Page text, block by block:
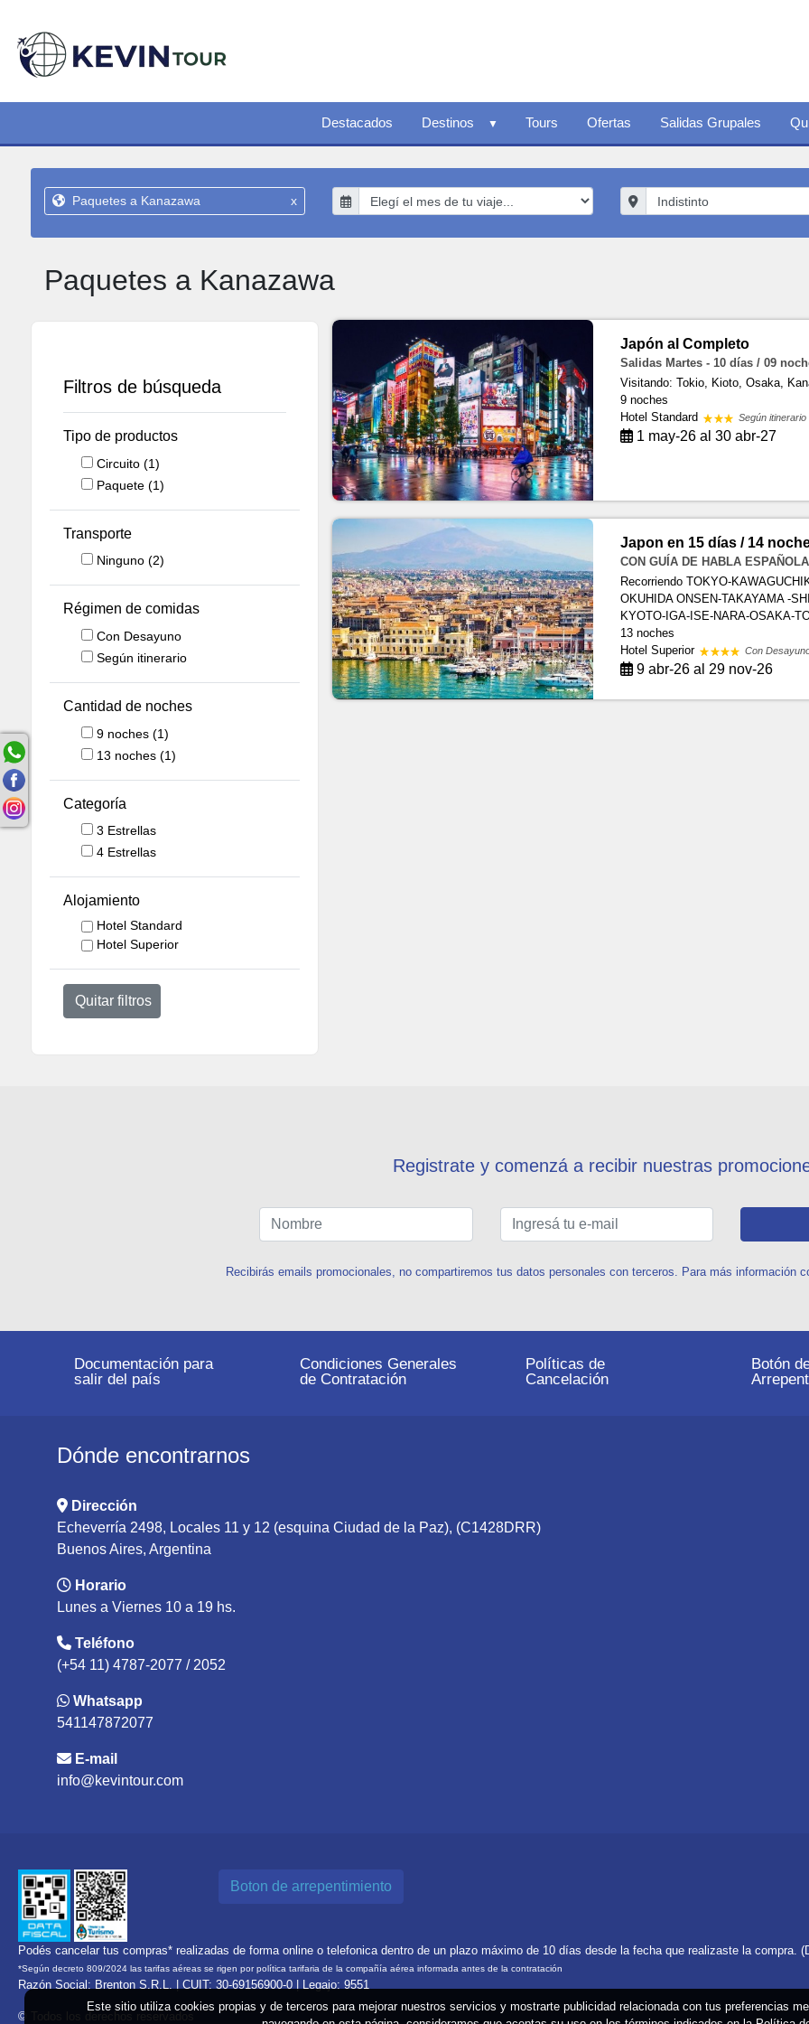
Destacados Destinos Tours Ofertas Salidas Grupales
Paquetes a Kanazawa x
Paquetes a Kanazawa
Filtros de búsqueda
Tipo de productos
Circuito (1)
Paquete (1)
Transporte
Ninguno (2)
Régimen de comidas
Con Desayuno
Según itinerario
Cantidad de noches
9 noches (1)
13 noches (1)
Categoría
3 Estrellas
4 Estrellas
Alojamiento
Hotel Standard
Hotel Superior
Quitar filtros
Japón al Completo
Salidas Martes - 10 días / 09
Visitando: Tokio, Kioto, Osaka,
9 noches
Hotel Standard
Según itinerario
1 may-26 al 30 abr-27
Japon en 15 días / 14
CON GUÍA DE HABLA
Recorriendo TOKYO-
OKUHIDA ONSEN-TAKAYAMA -
KYOTO-IGA-ISE-NARA-OSAKA-
13 noches
Hotel Superior
Con
9 abr-26 al 29 nov-26
Registrate y comenzá a recibir nuestras
Recibirás emails promocionales, no compartiremos tus datos personales con terceros. Para más información
Documentación para
salir del país
Condiciones Generales
de Contratación
Políticas de
Cancelación
Botón
Dónde encontrarnos
Dirección
Echeverría 2498, Locales 11 y 12 (esquina Ciudad de la Paz), (C1428DRR)
Buenos Aires, Argentina
Horario
Lunes a Viernes 10 a 19 hs.
Teléfono
(+54 11) 4787-2077 / 2052
Whatsapp
541147872077
E-mail
info@kevintour.com
Boton de arrepentimiento
Podés cancelar tus compras* realizadas de forma online o telefonica dentro de un plazo máximo de 10 días desde la fecha que realizaste la compra.
*Según decreto 809/2024 las tarifas aéreas se rigen por política tarifaria de la compañía aérea informada antes de la contratación
Razón Social: Brenton S.R.L. | CUIT: 30-69156900-0 | Legajo: 9551
© Todos los derechos reservados
Este sitio utiliza cookies propias y de terceros para mejorar nuestros servicios y mostrarte publicidad relacionada con tus preferencias